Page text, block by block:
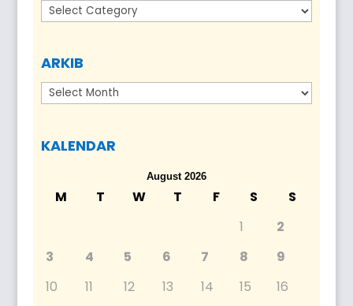
Kategori
ARKIB
Arkib
KALENDAR
August 2026
M T W T F S
S
1
2
3
4 5 6 7 8
9
10
11 12 13 14 15
16